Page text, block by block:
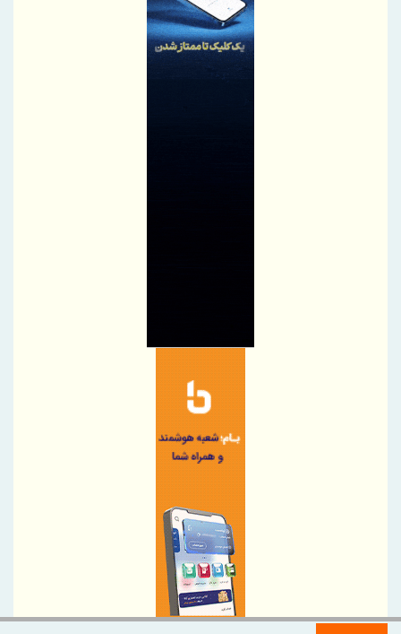
دیدار مدیر هماهنگی مناطق ویژه اقتصادی کشور با مدیرعامل شهر
بسیج ظرفیت‌های منطقه آزاد دوغارون برای تکریم زائران حسینی
فولاد هرمزگان با اقتصاد چرخشی، نگاه تازه‌ای به توسعه صنعت فولاد
تقدیر از شعب برتر منطقه هفت بانک سرمایه
دیدار مدیرعامل بانک دی با دبیر شورای‌عالی مناطق آزاد؛ تأکید بر
دستورالعمل صدور گواهی سپرده مدت‌دار ارزی ویژه سرمایه‌گذاری
اسامی شعب کشیک موسسه اعتباری ملل در روز 15 مرداد ماه در